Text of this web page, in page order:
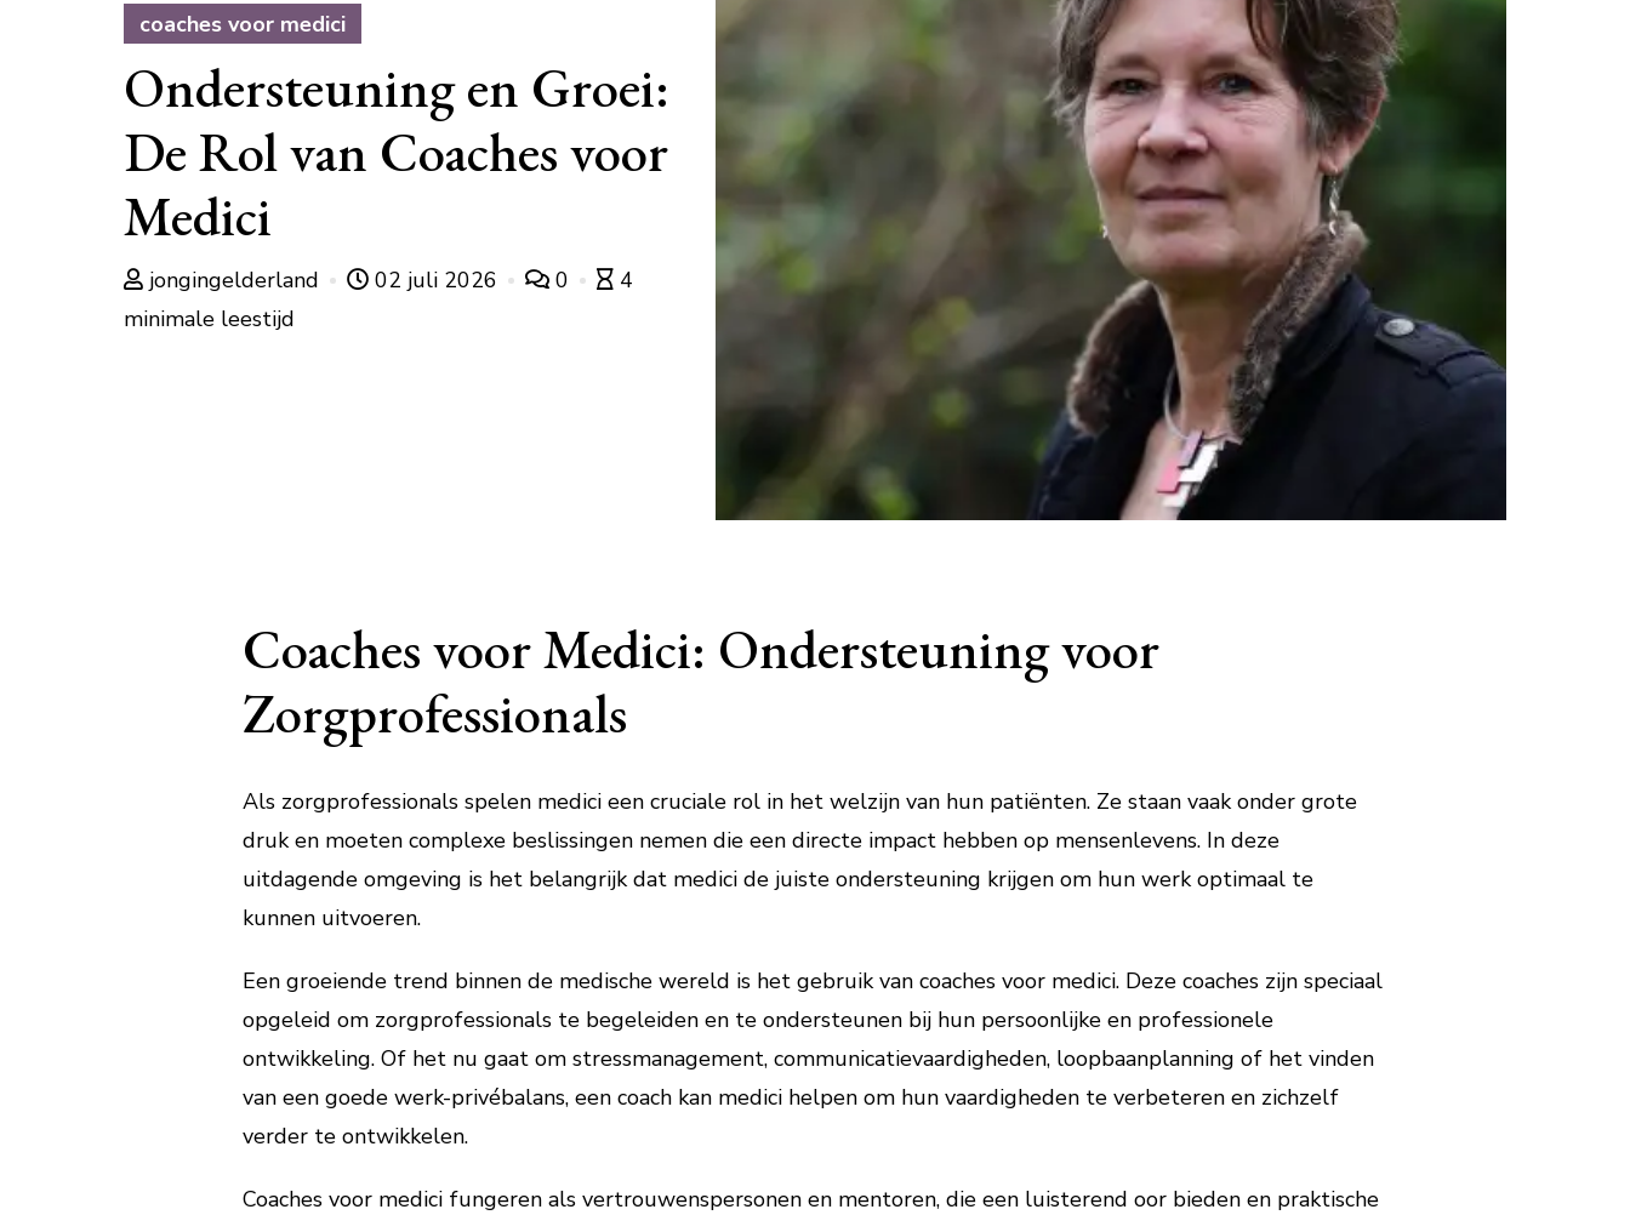
coaches voor medici
Ondersteuning en Groei:
De Rol van Coaches voor
Medici
jongingelderland 02 juli 2026 0
4
minimale leestijd
Coaches voor Medici: Ondersteuning voor
Zorgprofessionals
Als zorgprofessionals spelen medici een cruciale rol in het welzijn van hun patiënten. Ze staan vaak onder grote
druk en moeten complexe beslissingen nemen die een directe impact hebben op mensenlevens. In deze
uitdagende omgeving is het belangrijk dat medici de juiste ondersteuning krijgen om hun werk optimaal te
kunnen uitvoeren.
Een groeiende trend binnen de medische wereld is het gebruik van coaches voor medici. Deze coaches zijn speciaal
opgeleid om zorgprofessionals te begeleiden en te ondersteunen bij hun persoonlijke en professionele
ontwikkeling. Of het nu gaat om stressmanagement, communicatievaardigheden, loopbaanplanning of het vinden
van een goede werk-privébalans, een coach kan medici helpen om hun vaardigheden te verbeteren en zichzelf
verder te ontwikkelen.
Coaches voor medici fungeren als vertrouwenspersonen en mentoren, die een luisterend oor bieden en praktische